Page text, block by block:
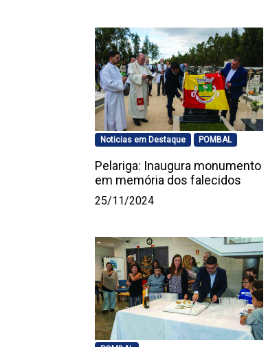
Noticias em Destaque POMBAL
Pelariga: Inaugura monumento
em memória dos falecidos
25/11/2024